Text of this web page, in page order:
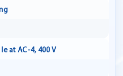
at AC-4, 400 V